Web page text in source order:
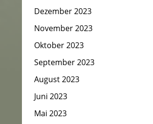
Dezember 2023
November 2023
Oktober 2023
September 2023
August 2023
Juni 2023
Mai 2023